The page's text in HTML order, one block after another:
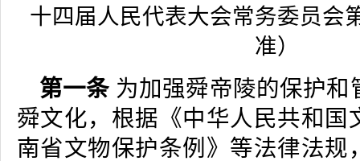
十四届人民代表大会常务委员会
准）
第一条 为加强舜帝陵的保护和
舜文化，根据《中华人民共和国
南省文物保护条例》等法律法规